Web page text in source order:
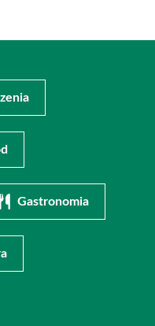
Gastronomia